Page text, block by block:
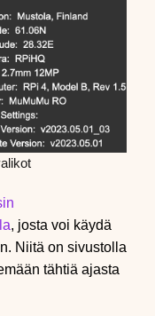
, josta voi käydä
Niitä on sivustolla
tähtiä ajasta